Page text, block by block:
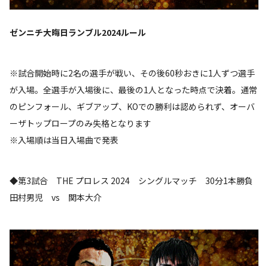
ゼンニチ大晦日ランブル2024ルール
※試合開始時に2名の選手が戦い、その後60秒おきに1人ずつ選手
が入場。全選手が入場後に、最後の1人となった時点で決着。通常
のピンフォール、ギブアップ、KOでの勝利は認められず、オーバ
ーザトップロープのみ失格となります
※入場順は当日入場曲で発表
◆第3試合 THE プロレス 2024 シングルマッチ 30分1本勝負
田村男児 vs 関本大介